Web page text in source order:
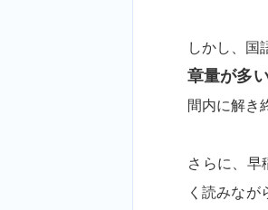
しかし、国
章量が多
間内に解き
さらに、早
く読みな